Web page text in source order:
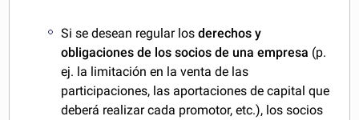
Si se desean regular losderechos y
obligaciones de los socios de una empresa (p.
ej. la limitación en la venta de las
participaciones, las aportaciones de capital que
deberá realizar cada promotor, etc.), los socios